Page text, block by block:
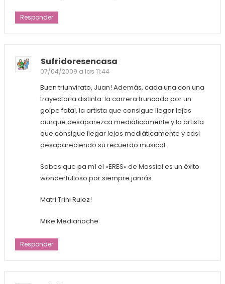
Responder
Sufridoresencasa
07/04/2009 a las 11:44
Buen triunvirato, Juan! Además, cada una con una
trayectoria distinta: la carrera truncada por un
golpe fatal, la artista que consigue llegar lejos
aunque desaparezca mediáticamente y la artista
que consigue llegar lejos mediáticamente y casi
desapareciendo su recuerdo musical.
Sabes que pa mí el «ERES» de Massiel es un éxito
wonderfulloso por siempre jamás.
Matri Trini Rulez!
Mike Medianoche
Responder